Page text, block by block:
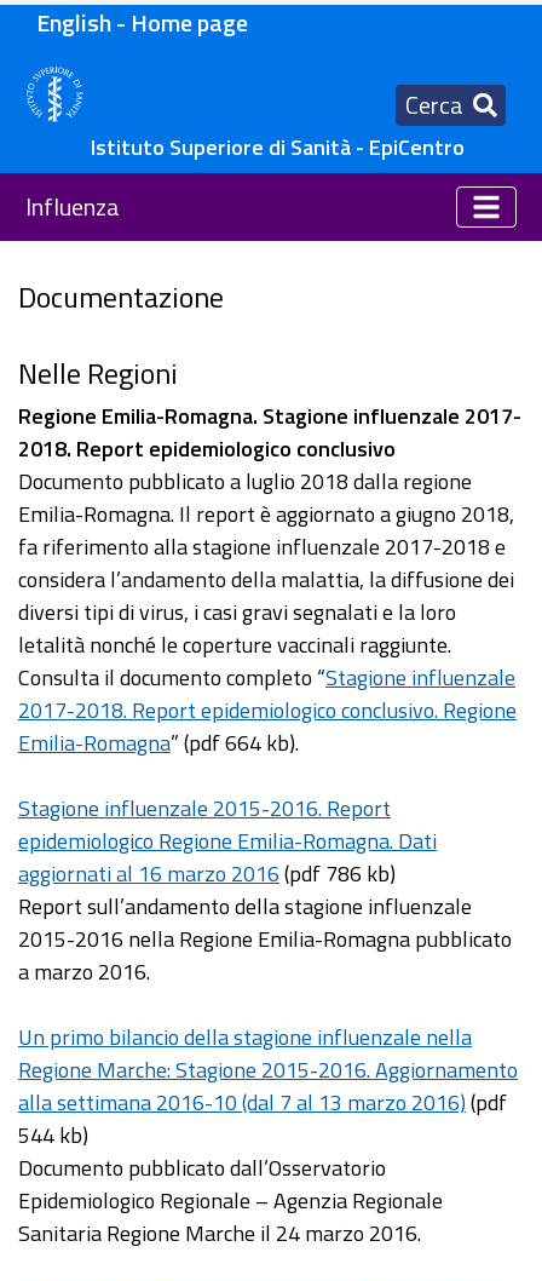
English - Home page
Cerca
Istituto Superiore di Sanità - EpiCentro
Influenza
Documentazione
Nelle Regioni
Regione Emilia-Romagna. Stagione influenzale 2017-
2018. Report epidemiologico conclusivo
Documento pubblicato a luglio 2018 dalla regione
Emilia-Romagna. Il report è aggiornato a giugno 2018,
fa riferimento alla stagione influenzale 2017-2018 e
considera l’andamento della malattia, la diffusione dei
diversi tipi di virus, i casi gravi segnalati e la loro
letalità nonché le coperture vaccinali raggiunte.
Consulta il documento completo “Stagione influenzale
2017-2018. Report epidemiologico conclusivo. Regione
Emilia-Romagna” (pdf 664 kb).
Stagione influenzale 2015-2016. Report
epidemiologico Regione Emilia-Romagna. Dati
aggiornati al 16 marzo 2016(pdf 786 kb)
Report sull’andamento della stagione influenzale
2015-2016 nella Regione Emilia-Romagna pubblicato
a marzo 2016.
Un primo bilancio della stagione influenzale nella
Regione Marche: Stagione 2015-2016. Aggiornamento
alla settimana 2016-10 (dal 7 al 13 marzo 2016)(pdf
544 kb)
Documento pubblicato dall’Osservatorio
Epidemiologico Regionale – Agenzia Regionale
Sanitaria Regione Marche il 24 marzo 2016.